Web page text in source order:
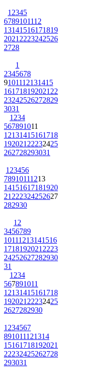
12345
6789101112
13141516171819
20212223242526
2728
1
2345678
9101112131415
16171819202122
23242526272829
3031
1234
567891011
12131415161718
19202122232425
262728293031
123456
78910111213
14151617181920
21222324252627
282930
12
3456789
10111213141516
17181920212223
24252627282930
31
1234
567891011
12131415161718
19202122232425
2627282930
1234567
891011121314
15161718192021
22232425262728
293031